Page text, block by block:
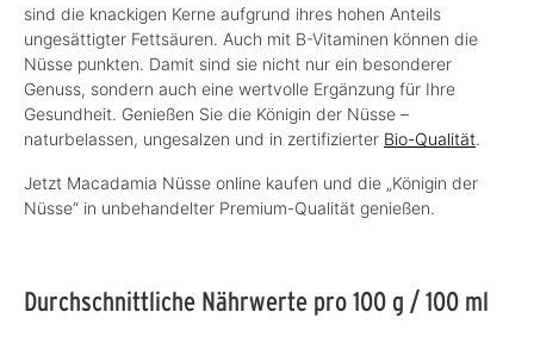
sind die knackigen Kerne aufgrund ihres hohen Anteils
ungesättigter Fettsäuren. Auch mit B-Vitaminen können die
Nüsse punkten. Damit sind sie nicht nur ein besonderer
Genuss, sondern auch eine wertvolle Ergänzung für Ihre
Gesundheit. Genießen Sie die Königin der Nüsse –
naturbelassen, ungesalzen und in zertifizierter Bio-Qualität.
Jetzt Macadamia Nüsse online kaufen und die „Königin der
Nüsse“ in unbehandelter Premium-Qualität genießen.
Durchschnittliche Nährwerte pro 100 g / 100 ml